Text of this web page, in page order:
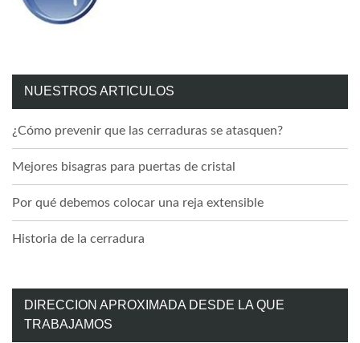
NUESTROS ARTICULOS
¿Cómo prevenir que las cerraduras se atasquen?
Mejores bisagras para puertas de cristal
Por qué debemos colocar una reja extensible
Historia de la cerradura
DIRECCION APROXIMADA DESDE LA QUE
TRABAJAMOS